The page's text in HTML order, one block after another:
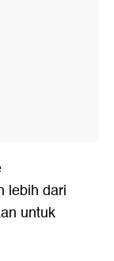
lebih dari
untuk